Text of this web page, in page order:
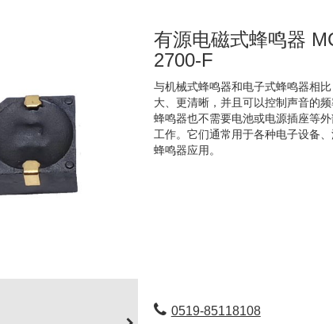
有源电磁式蜂鸣器
2700-F
与机械式蜂鸣器和电子式蜂鸣器相
大、更清晰，并且可以控制声音的
蜂鸣器也不需要电池或电源插座等
工作。它们通常用于各种电子设备
蜂鸣器应用。
0519-85118108